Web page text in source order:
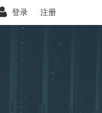
登录 注册